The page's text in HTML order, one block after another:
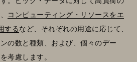
コンピューティング・リソースをエ
するなど、それぞれの用途に応じて、
の数と種類、および、個々のデー
考慮します。